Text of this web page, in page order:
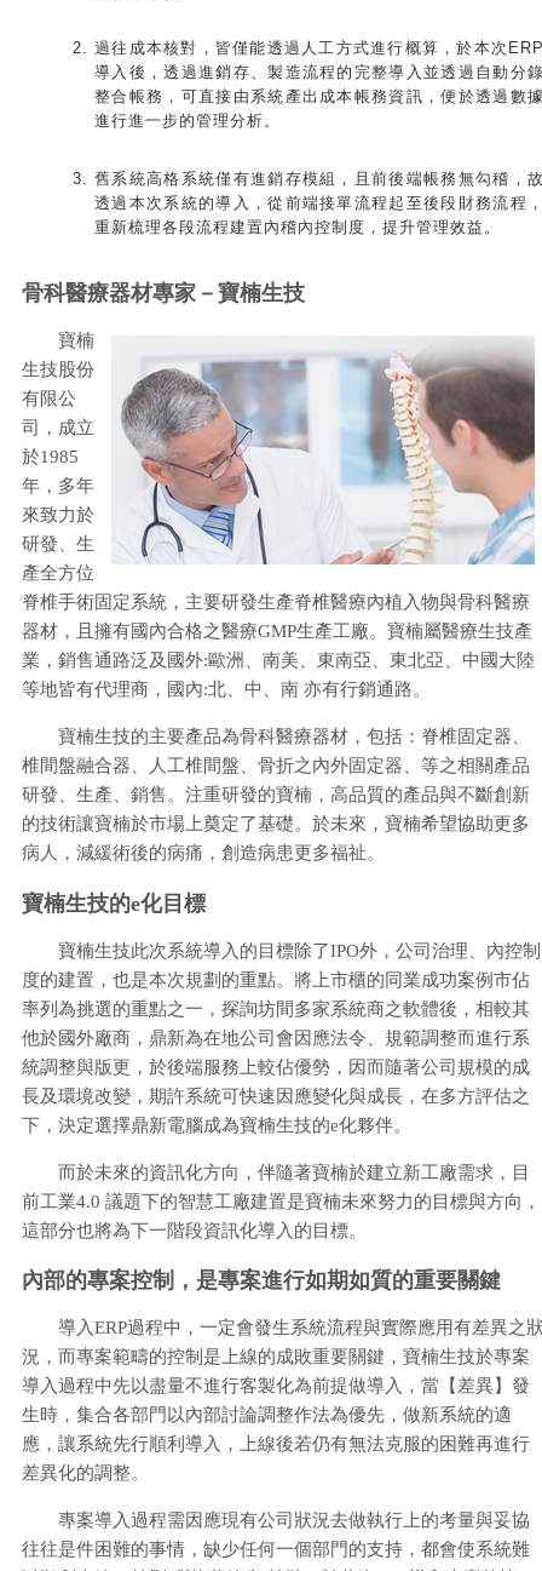
過往成本核對，皆僅能透過人工方式進行概算，於本次
導入後，透過進銷存、製造流程的完整導入並透過自動分
整合帳務，可直接由系統產出成本帳務資訊，便於透過數
進行進一步的管理分析。
舊系統高格系統僅有進銷存模組，且前後端帳務無勾稽，
透過本次系統的導入，從前端接單流程起至後段財務流程
重新梳理各段流程建置內稽內控制度，提升管理效益。
骨科醫療器材專家－寶楠生技
寶楠
生技股份
有限公
司，成立
於1985
年，多年
來致力於
研發、生
產全方位
脊椎手術固定系統，主要研發生產脊椎醫療內植入物與骨科醫療
器材，且擁有國內合格之醫療GMP生產工廠。寶楠屬醫療生技產
業，銷售通路泛及國外:歐洲、南美、東南亞、東北亞、中國大陸
等地皆有代理商，國內:北、中、南 亦有行銷通路。
寶楠生技的主要產品為骨科醫療器材，包括：脊椎固定器、
椎間盤融合器、人工椎間盤、骨折之內外固定器、等之相關產品
研發、生產、銷售。注重研發的寶楠，高品質的產品與不斷創新
的技術讓寶楠於市場上奠定了基礎。於未來，寶楠希望協助更多
病人，減緩術後的病痛，創造病患更多福祉。
寶楠生技的e化目標
寶楠生技此次系統導入的目標除了IPO外，公司治理、內控制
度的建置，也是本次規劃的重點。將上市櫃的同業成功案例市佔
率列為挑選的重點之一，探詢坊間多家系統商之軟體後，相較其
他於國外廠商，鼎新為在地公司會因應法令、規範調整而進行系
統調整與版更，於後端服務上較佔優勢，因而隨著公司規模的成
長及環境改變，期許系統可快速因應變化與成長，在多方評估之
下，決定選擇鼎新電腦成為寶楠生技的e化夥伴。
而於未來的資訊化方向，伴隨著寶楠於建立新工廠需求，目
前工業4.0 議題下的智慧工廠建置是寶楠未來努力的目標與方向，
這部分也將為下一階段資訊化導入的目標。
內部的專案控制，是專案進行如期如質的重要關鍵
導入ERP過程中，一定會發生系統流程與實際應用有差異之
況，而專案範疇的控制是上線的成敗重要關鍵，寶楠生技於專案
導入過程中先以盡量不進行客製化為前提做導入，當【差異】發
生時，集合各部門以內部討論調整作法為優先，做新系統的適
應，讓系統先行順利導入，上線後若仍有無法克服的困難再進行
差異化的調整。
專案導入過程需因應現有公司狀況去做執行上的考量與妥協
往往是件困難的事情，缺少任何一個部門的支持，都會使系統難